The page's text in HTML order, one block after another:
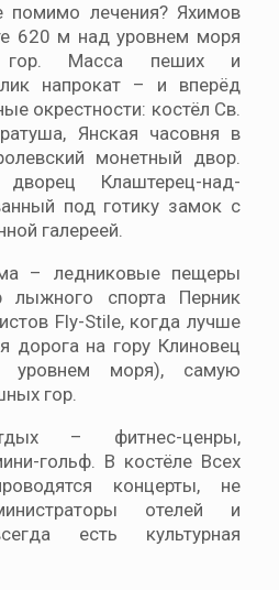
лечения? Яхимов
620 м над уровнем моря
гор. Масса пеших и
напрокат – и вперёд
окрестности: костёл Св.
Янская часовня в
монетный двор.
Клаштерец-над-
под готику замок с
галереей.
– ледниковые пещеры
лыжного спорта Перник
Fly-Stile, когда лучше
дорога на гору Клиновец
моря), самую
гор.
– фитнес-ценры,
гольф. В костёле Всех
концерты, не
отелей и
есть культурная